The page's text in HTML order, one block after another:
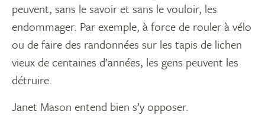
peuvent, sans le savoir et sans le vouloir, les
endommager. Par exemple, à force de rouler à vélo
ou de faire des randonnées sur les tapis de lichen
vieux de centaines d’années, les gens peuvent les
détruire.
Janet Mason entend bien s’y opposer.